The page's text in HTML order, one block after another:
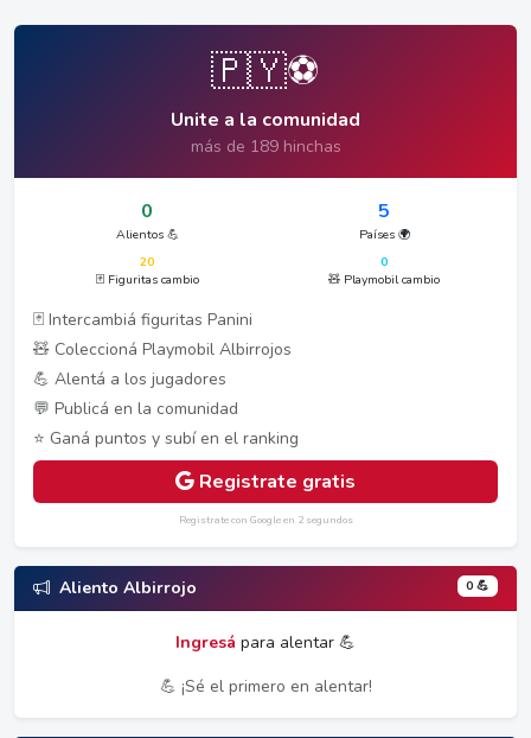
🇵🇾⚽
Unite a la comunidad
más de 189 hinchas
0
Alientos 💪
5
Países 🌍
20
🃏 Figuritas cambio
0
🧸 Playmobil cambio
🃏 Intercambiá figuritas Panini
🧸 Coleccioná Playmobil Albirrojos
💪 Alentá a los jugadores
💬 Publicá en la comunidad
⭐ Ganá puntos y subí en el ranking
Registrate gratis
Registrate con Google en 2 segundos
Aliento Albirrojo 0 💪
Ingresá para alentar 💪
💪 ¡Sé el primero en alentar!